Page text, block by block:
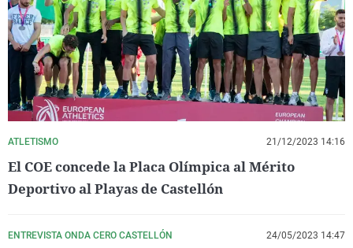
ATLETISMO 21/12/2023 14:16
El COE concede la Placa Olímpica al Mérito
Deportivo al Playas de Castellón
ENTREVISTA ONDA CERO CASTELLÓN 24/05/2023 14:47